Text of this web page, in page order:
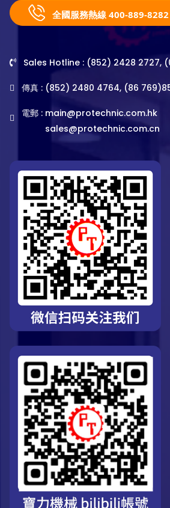
全國服務熱線 400-889-8282
Sales Hotline : (852) 2428 2727,
傳真 : (852) 2480 4764, (86
電郵 : main@protechnic.com.hk
sales@protechnic.com.cn